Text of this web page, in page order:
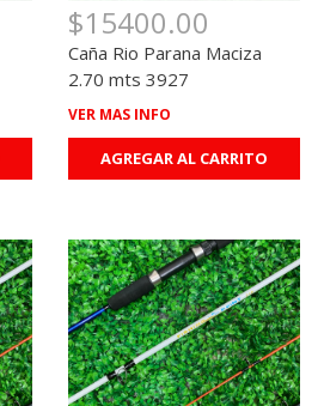
$15400.00
Caña Rio Parana Maciza
2.70 mts 3927
VER MAS INFO
AGREGAR AL CARRITO